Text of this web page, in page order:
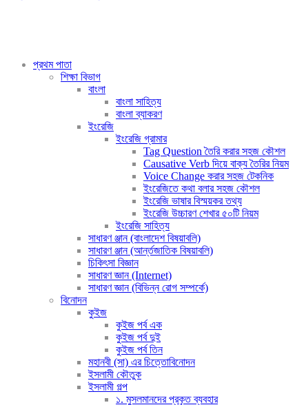
প্রথম পাতা
শিক্ষা বিভাগ
বাংলা
বাংলা সাহিত্য
বাংলা ব্যাকরণ
ইংরেজি
ইংরেজি গ্রামার
Tag Question তৈরি করার সহজ কৌশল
Causative Verb দিয়ে বাক্য তৈরির নিয়ম
Voice Change করার সহজ টেকনিক
ইংরেজিতে কথা বলার সহজ কৌশল
ইংরেজি ভাষার বিস্ময়কর তথ্য
ইংরেজি উচ্চারণ শেখার ৫০টি নিয়ম
ইংরেজি সাহিত্য
সাধারণ ঞ্জান (বাংলাদেশ বিষয়াবলি)
সাধারণ ঞ্জান (আর্ন্তজাতিক বিষয়াবলি)
চিকিৎসা বিজ্ঞান
সাধারণ জ্ঞান (Internet)
সাধারণ জ্ঞান (বিভিন্ন রোগ সম্পর্কে)
বিনোদন
কুইজ
কুইজ পর্ব এক
কুইজ পর্ব দুই
কুইজ পর্ব তিন
মহানবী (সা) এর চিত্তোবিনোদন
ইসলামী কৌতুক
ইসলামী গল্প
১. মুসলমানদের প্রকৃত ব্যবহার